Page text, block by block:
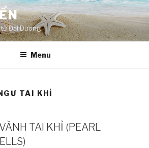
Đại Dương
Menu
TAI KHỈ
TAI KHỈ (PEARL